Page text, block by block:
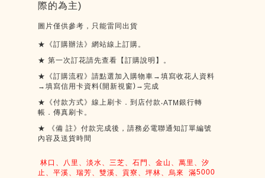
際的為主)
圖片僅供參考，只能雷同出貨
★《訂購辦法》網站線上訂購。
★ 第一次訂花請先查看【訂購說明】。
★《訂購流程》請點選加入購物車→填寫收花人資料
→填寫信用卡資料(開新視窗) → 完成
★《付款方式》線上刷卡．到店付款 ‧ATM 銀行轉
帳．傳真刷卡。
★
《備 註》付款完成後，請務必電聯通知訂單編號
內容及送貨時間
林口、八里、淡水、三芝、石門、金山、萬里、汐
止、平溪、瑞芳、雙溪、貢寮、坪林、烏來
滿5000